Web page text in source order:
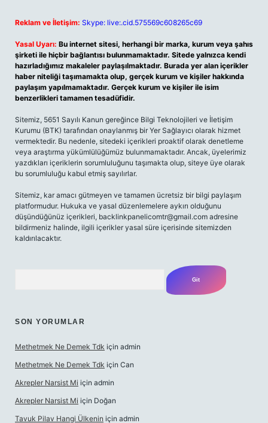
Reklam ve İletişim: Skype: live:.cid.575569c608265c69
Yasal Uyarı: Bu internet sitesi, herhangi bir marka, kurum veya şahıs
şirketi ile hiçbir bağlantısı bulunmamaktadır. Sitede yalnızca kendi
hazırladığımız makaleler paylaşılmaktadır. Burada yer alan içerikler
haber niteliği taşımamakta olup, gerçek kurum ve kişiler hakkında
paylaşım yapılmamaktadır. Gerçek kurum ve kişiler ile isim
benzerlikleri tamamen tesadüfidir.
Sitemiz, 5651 Sayılı Kanun gereğince Bilgi Teknolojileri ve İletişim
Kurumu (BTK) tarafından onaylanmış bir Yer Sağlayıcı olarak hizmet
vermektedir. Bu nedenle, sitedeki içerikleri proaktif olarak denetleme
veya araştırma yükümlülüğümüz bulunmamaktadır. Ancak, üyelerimiz
yazdıkları içeriklerin sorumluluğunu taşımakta olup, siteye üye olarak
bu sorumluluğu kabul etmiş sayılırlar.
Sitemiz, kar amacı gütmeyen ve tamamen ücretsiz bir bilgi paylaşım
platformudur. Hukuka ve yasal düzenlemelere aykırı olduğunu
düşündüğünüz içerikleri, backlinkpanelicomtr@gmail.com adresine
bildirmeniz halinde, ilgili içerikler yasal süre içerisinde sitemizden
kaldırılacaktır.
SON YORUMLAR
Methetmek Ne Demek Tdk için admin
Methetmek Ne Demek Tdk için Can
Akrepler Narsist Mi için admin
Akrepler Narsist Mi için Doğan
Tavuk Pilav Hangi Ülkenin için admin